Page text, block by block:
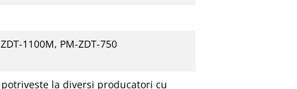
1100M, PM-ZDT-750
potriveste la diversi producatori cu